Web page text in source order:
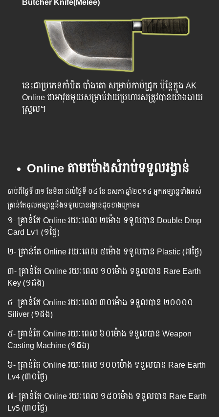
នេះជាប្រភេទកាំបិត បាំងតោ សម្រាប់កាប់ជ្រូក ប៉ុន្តែក្នុង AK
Online ជាអាវុធមួយសម្រាប់វាយប្រហារសត្រូវបានយ៉ាងងាយ
ស្រួល។
Online តាមម៉ោងសំរាប់ទទួលរង្វាន់
ចាប់​ពី​ថ្ងៃ​ទី​ ៣១ ខែមិនា ដល់​ថ្ងៃ​ទី ០៤ ខែ ឧសភា ឆ្នាំ​២០១៤ អ្នក​កម្សាន្ដ​ទាំងអស់​
គ្រាន់​តែ​ចូល​កម្សាន្ដ​នឹង​ទទួល​បាន​រង្វាន់​ដូចខាង​ក្រោម​៖
១- គ្រាន់តែ Online ​រយៈពេល​​ ២ម៉ោង ទទួល​បាន Double Drop
Card Lv1 (១ថ្ងៃ)
២- គ្រាន់តែ Online រយៈពេល ​៥ម៉ោង ​ទទួល​បាន Plastic (៧ថ្ងៃ)
៣- គ្រាន់តែ Online​ រយៈពេល​ ១០ម៉ោង ទទួល​បាន Rare Earth
Key (១ដង)
៤- គ្រាន់តែ Online រយៈពេល​ ៣០ម៉ោង ទទួលបាន ២០០០០​
Siliver (១ដង)
៥- គ្រាន់តែ Online រយៈពេល ៦០​ម៉ោង ទទួល​បាន Weapon
Casting Machine (១ដង)
៦- គ្រាន់តែ Online រយៈពេល​ ១០០ម៉ោង ទទួល​បាន Rare Earth
Lv4 (៣០ថ្ងៃ)
៧- គ្រាន់តែ Online រយៈពេល​ ១៥០ម៉ោង ទទួល​បាន Rare Earth
Lv5 (៣០ថ្ងៃ)